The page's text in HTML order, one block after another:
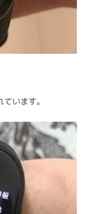
います。